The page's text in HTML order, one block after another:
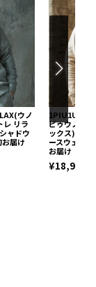
ウノ
レ リラ
ャドウ
届け
ピゥウノウ
ックス)ピグ
ースウェッ
お届け
¥18,920